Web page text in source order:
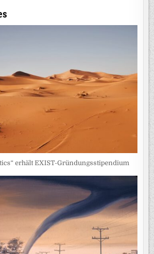
erhält EXIST-Gründungsstipendium